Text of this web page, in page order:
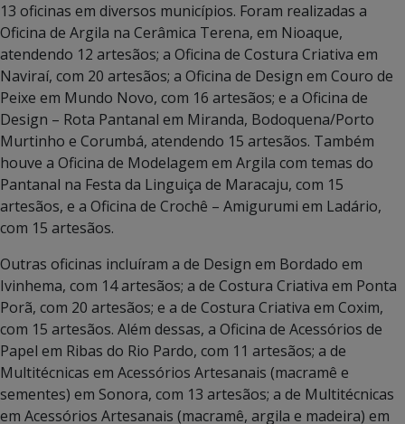
13 oficinas em diversos municípios. Foram realizadas a
Oficina de Argila na Cerâmica Terena, em Nioaque,
atendendo 12 artesãos; a Oficina de Costura Criativa em
Naviraí, com 20 artesãos; a Oficina de Design em Couro de
Peixe em Mundo Novo, com 16 artesãos; e a Oficina de
Design – Rota Pantanal em Miranda, Bodoquena/Porto
Murtinho e Corumbá, atendendo 15 artesãos. Também
houve a Oficina de Modelagem em Argila com temas do
Pantanal na Festa da Linguiça de Maracaju, com 15
artesãos, e a Oficina de Crochê – Amigurumi em Ladário,
com 15 artesãos.
Outras oficinas incluíram a de Design em Bordado em
Ivinhema, com 14 artesãos; a de Costura Criativa em Ponta
Porã, com 20 artesãos; e a de Costura Criativa em Coxim,
com 15 artesãos. Além dessas, a Oficina de Acessórios de
Papel em Ribas do Rio Pardo, com 11 artesãos; a de
Multitécnicas em Acessórios Artesanais (macramê e
sementes) em Sonora, com 13 artesãos; a de Multitécnicas
em Acessórios Artesanais (macramê, argila e madeira) em